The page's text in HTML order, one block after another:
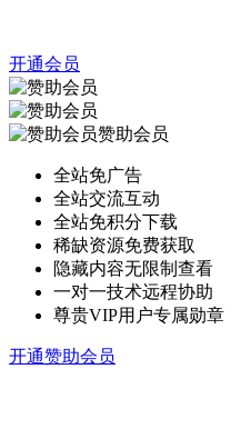
开通会员
赞助会员
全站免广告
全站交流互动
全站免积分下载
稀缺资源免费获取
隐藏内容无限制查看
一对一技术远程协助
尊贵VIP用户专属勋章
开通赞助会员